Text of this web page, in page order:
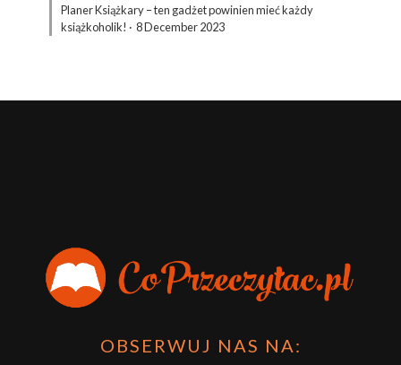
Planer Książkary – ten gadżet powinien mieć każdy
książkoholik! · 8 December 2023
OBSERWUJ NAS NA: